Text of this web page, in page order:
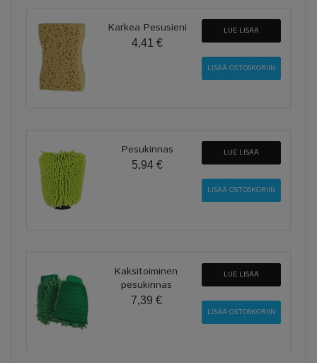
Karkea Pesusieni
4,41 €
LUE LISÄÄ
Pesukinnas
5,94 €
LUE LISÄÄ
Kaksitoiminen
pesukinnas
7,39 €
LUE LISÄÄ